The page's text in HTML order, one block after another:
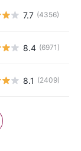
7.7 (4356)
8.4 (6971)
8.1 (2409)